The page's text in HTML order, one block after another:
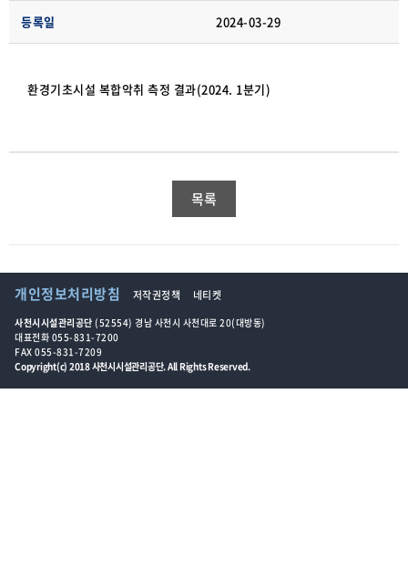
등록일 2024-03-29
환경기초시설 복합악취 측정 결과(2024. 1분기)
목록
개인정보처리방침 저작권정책 네티켓
사천시시설관리공단 (52554) 경남 사천시 사천대로 20(대방동)
대표전화 055-831-7200
FAX 055-831-7209
Copyright(c) 2018 사천시시설관리공단. All Rights Reserved.